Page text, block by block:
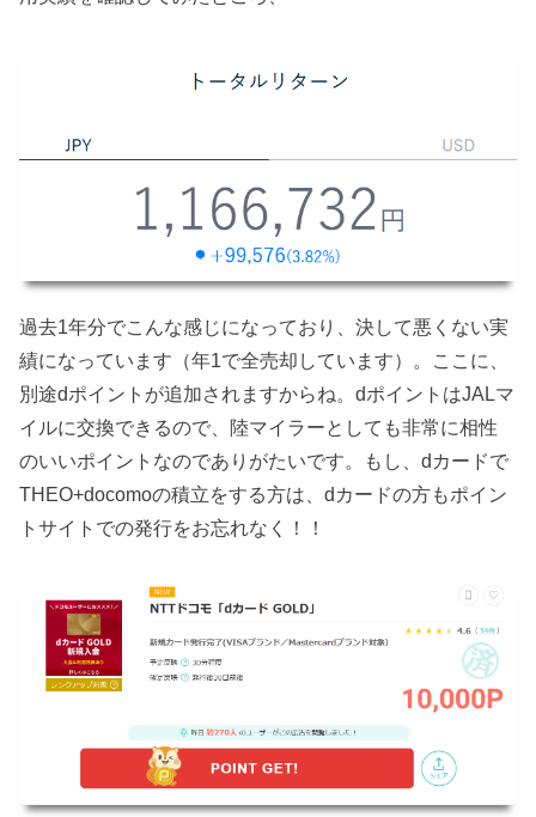
過去1年分でこんな感じになっており、決して悪くない実
績になっています（年1で全売却しています）。ここに、
別途dポイントが追加されますからね。dポイントはJALマ
イルに交換できるので、陸マイラーとしても非常に相性
のいいポイントなのでありがたいです。もし、dカードで
THEO+docomoの積立をする方は、dカードの方もポイン
トサイトでの発行をお忘れなく！！